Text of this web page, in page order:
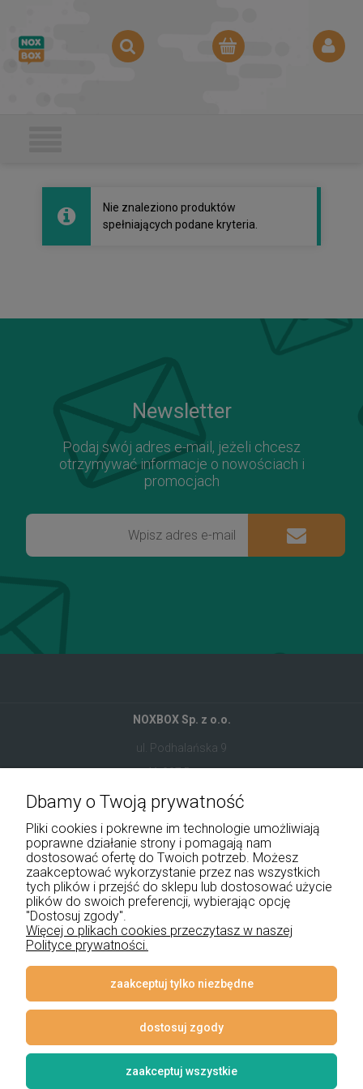
Nie znaleziono produktów
spełniających podane kryteria.
Newsletter
Podaj swój adres e-mail, jeżeli chcesz
otrzymywać informacje o nowościach i
promocjach
NOXBOX Sp. z o.o.
ul. Podhalańska 9
41-907 Bytom
+48 534 555 344
sklep@noxbox.pl
Pomoc
Płatności i dostawa
Informacje
Dbamy o Twoją prywatność
Pliki cookies i pokrewne im technologie umożliwiają
poprawne działanie strony i pomagają nam
dostosować ofertę do Twoich potrzeb. Możesz
zaakceptować wykorzystanie przez nas wszystkich
tych plików i przejść do sklepu lub dostosować użycie
plików do swoich preferencji, wybierając opcję
"Dostosuj zgody".
Więcej o plikach cookies przeczytasz w naszej
Polityce prywatności.
zaakceptuj tylko niezbędne
dostosuj zgody
zaakceptuj wszystkie